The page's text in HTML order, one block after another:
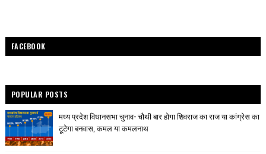
FACEBOOK
POPULAR POSTS
मध्य प्रदेश विधानसभा चुनाव- चौथी बार होगा शिवराज का राज या कांग्रेस का
टूटेगा बनवास, कमल या कमलनाथ